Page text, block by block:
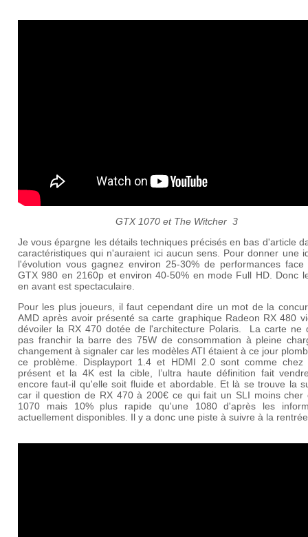
GTX 1070 et The Witcher 3
Je vous épargne les détails techniques précisés en bas d'article
caractéristiques qui n'auraient ici aucun sens. Pour donner une
l'évolution vous gagnez environ 25-30% de performances
GTX 980 en 2160p et environ 40-50% en mode Full HD. Donc
en avant est spectaculaire.
Pour les plus joueurs, il faut cependant dire un mot de la
AMD après avoir présenté sa carte graphique Radeon RX 480
dévoiler la RX 470 dotée de l'architecture Polaris. La carte ne
pas franchir la barre des 75W de consommation à pleine
changement à signaler car les modèles ATI étaient à ce jour
ce problème. Displayport 1.4 et HDMI 2.0 sont comme chez
présent et la 4K est la cible, l’ultra haute définition fait
encore faut-il qu'elle soit fluide et abordable. Et là se trouve la
car il question de RX 470 à 200€ ce qui fait un SLI moins cher
1070 mais 10% plus rapide qu'une 1080 d'après les
actuellement disponibles. Il y a donc une piste à suivre à la